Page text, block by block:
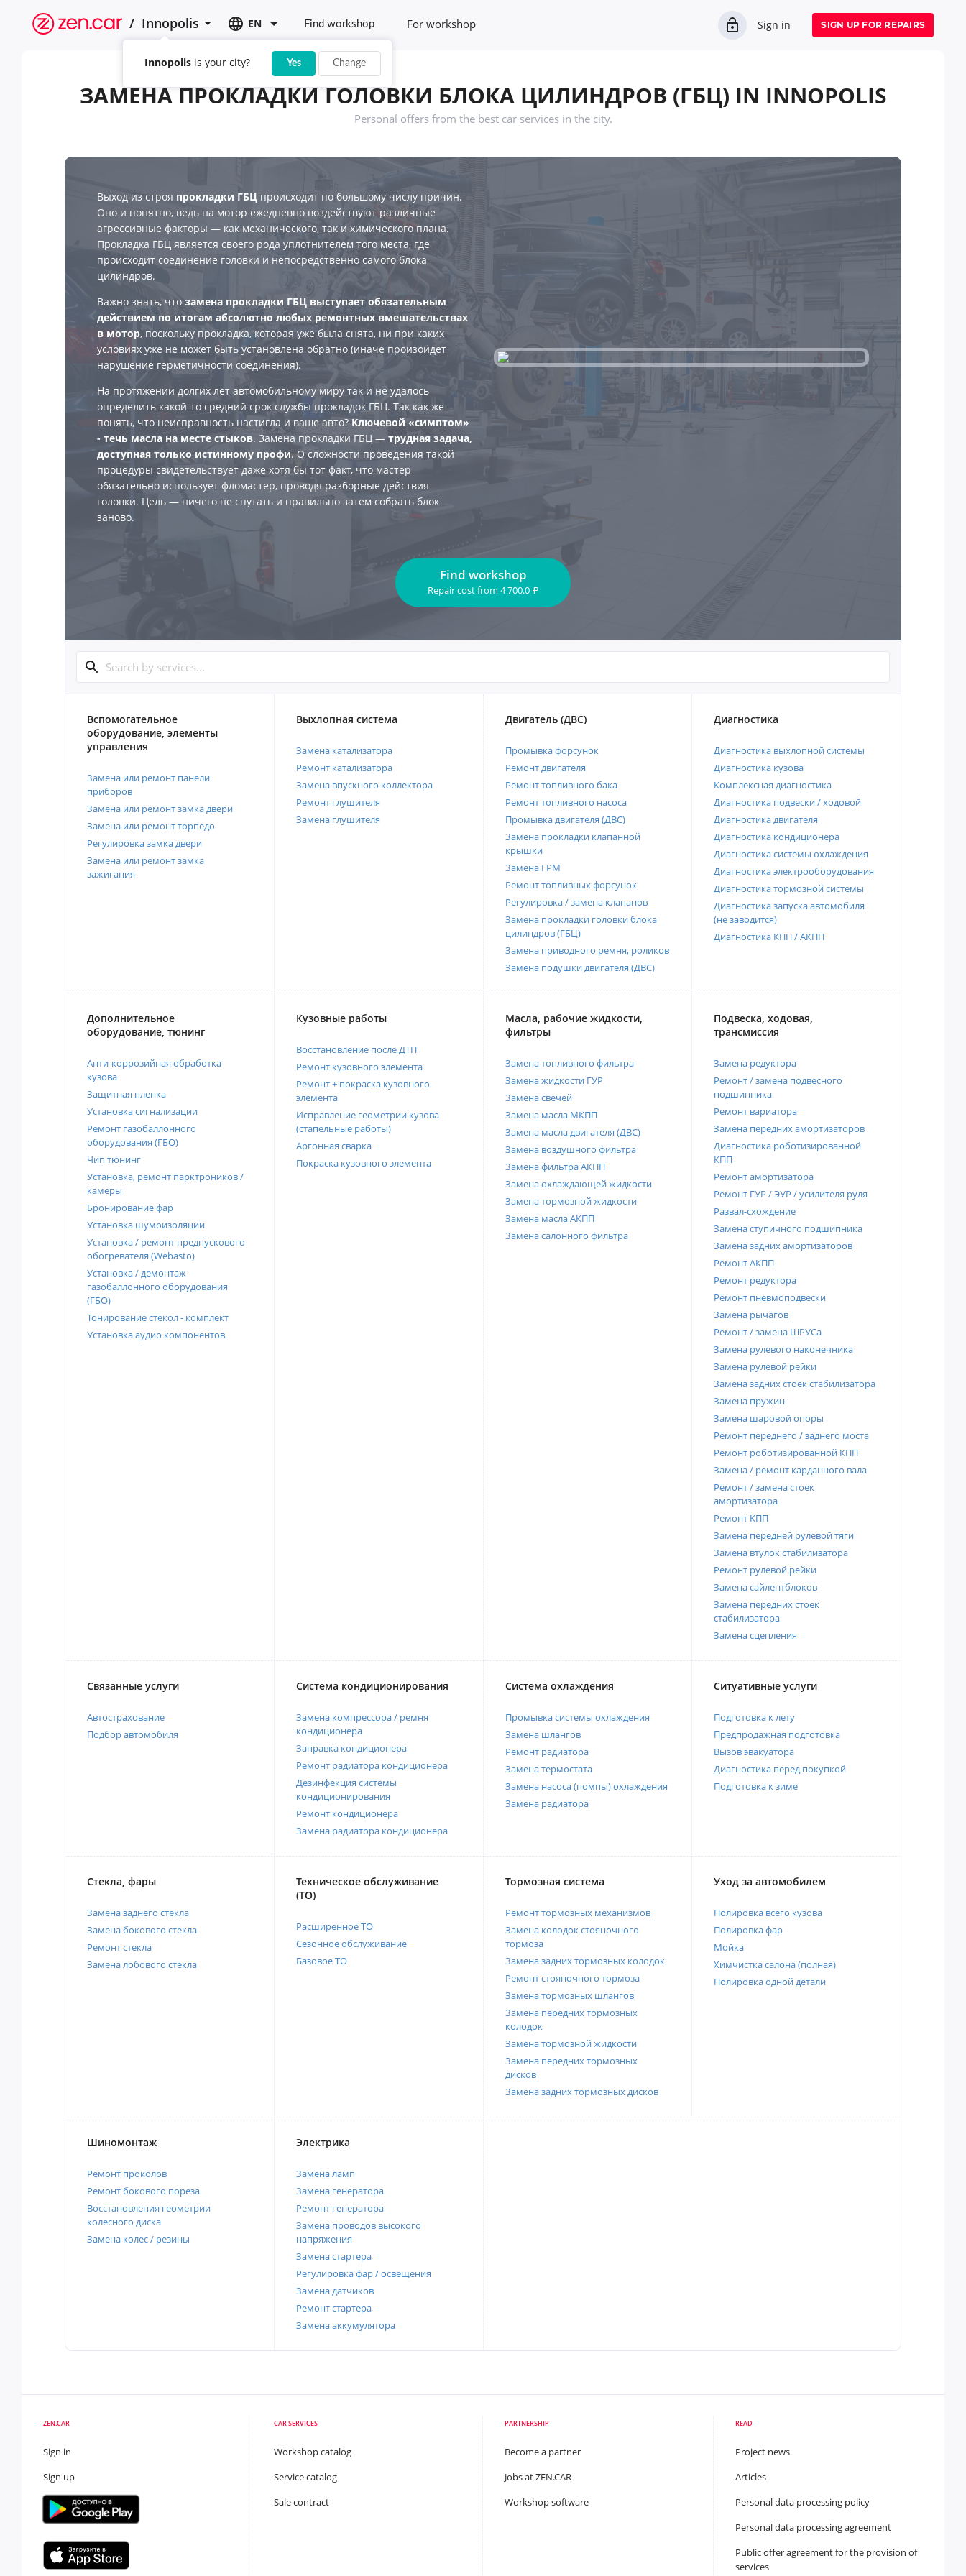
/ Innopolis
Innopolis is your city? Yes Change
EN Find workshop For workshop Sign in SIGN UP FOR REPAIRS
ЗАМЕНА ПРОКЛАДКИ ГОЛОВКИ БЛОКА ЦИЛИНДРОВ (ГБЦ) IN INNOPOLIS
Personal offers from the best car services in the city.
Выход из строя прокладки ГБЦ происходит по большому числу причин.
Оно и понятно, ведь на мотор ежедневно воздействуют различные
агрессивные факторы — как механического, так и химического плана.
Прокладка ГБЦ является своего рода уплотнителем того места, где
происходит соединение головки и непосредственно самого блока
цилиндров.
Важно знать, что замена прокладки ГБЦ выступает обязательным
действием по итогам абсолютно любых ремонтных вмешательствах
в мотор, поскольку прокладка, которая уже была снята, ни при каких
условиях уже не может быть установлена обратно (иначе произойдёт
нарушение герметичности соединения).
На протяжении долгих лет автомобильному миру так и не удалось
определить какой-то средний срок службы прокладок ГБЦ. Так как же
понять, что неисправность настигла и ваше авто? Ключевой «симптом»
- течь масла на месте стыков. Замена прокладки ГБЦ — трудная задача,
доступная только истинному профи. О сложности проведения такой
процедуры свидетельствует даже хотя бы тот факт, что мастер
обязательно использует фломастер, проводя разборные действия
головки. Цель — ничего не спутать и правильно затем собрать блок
заново.
Find workshop
Repair costfrom 4 700.0 ₽
Вспомогательное
оборудование, элементы
управления
Замена или ремонт панели
приборов
Замена или ремонт замка двери
Замена или ремонт торпедо
Регулировка замка двери
Замена или ремонт замка
зажигания
Выхлопная система
Замена катализатора
Ремонт катализатора
Замена впускного коллектора
Ремонт глушителя
Замена глушителя
Двигатель (ДВС)
Промывка форсунок
Ремонт двигателя
Ремонт топливного бака
Ремонт топливного насоса
Промывка двигателя (ДВС)
Замена прокладки клапанной
крышки
Замена ГРМ
Ремонт топливных форсунок
Регулировка / замена клапанов
Замена прокладки головки блока
цилиндров (ГБЦ)
Замена приводного ремня, роликов
Замена подушки двигателя (ДВС)
Диагностика
Диагностика выхлопной системы
Диагностика кузова
Комплексная диагностика
Диагностика подвески / ходовой
Диагностика двигателя
Диагностика кондиционера
Диагностика системы охлаждения
Диагностика электрооборудования
Диагностика тормозной системы
Диагностика запуска автомобиля
(не заводится)
Диагностика КПП / АКПП
Дополнительное
оборудование, тюнинг
Анти-коррозийная обработка
кузова
Защитная пленка
Установка сигнализации
Ремонт газобаллонного
оборудования (ГБО)
Чип тюнинг
Установка, ремонт парктроников /
камеры
Бронирование фар
Установка шумоизоляции
Установка / ремонт предпускового
обогревателя (Webasto)
Установка / демонтаж
газобаллонного оборудования
(ГБО)
Тонирование стекол - комплект
Установка аудио компонентов
Кузовные работы
Восстановление после ДТП
Ремонт кузовного элемента
Ремонт + покраска кузовного
элемента
Исправление геометрии кузова
(стапельные работы)
Аргонная сварка
Покраска кузовного элемента
Масла, рабочие жидкости,
фильтры
Замена топливного фильтра
Замена жидкости ГУР
Замена свечей
Замена масла МКПП
Замена масла двигателя (ДВС)
Замена воздушного фильтра
Замена фильтра АКПП
Замена охлаждающей жидкости
Замена тормозной жидкости
Замена масла АКПП
Замена салонного фильтра
Подвеска, ходовая,
трансмиссия
Замена редуктора
Ремонт / замена подвесного
подшипника
Ремонт вариатора
Замена передних амортизаторов
Диагностика роботизированной
КПП
Ремонт амортизатора
Ремонт ГУР / ЭУР / усилителя руля
Развал-схождение
Замена ступичного подшипника
Замена задних амортизаторов
Ремонт АКПП
Ремонт редуктора
Ремонт пневмоподвески
Замена рычагов
Ремонт / замена ШРУСа
Замена рулевого наконечника
Замена рулевой рейки
Замена задних стоек стабилизатора
Замена пружин
Замена шаровой опоры
Ремонт переднего / заднего моста
Ремонт роботизированной КПП
Замена / ремонт карданного вала
Ремонт / замена стоек
амортизатора
Ремонт КПП
Замена передней рулевой тяги
Замена втулок стабилизатора
Ремонт рулевой рейки
Замена сайлентблоков
Замена передних стоек
стабилизатора
Замена сцепления
Связанные услуги
Автострахование
Подбор автомобиля
Система кондиционирования
Замена компрессора / ремня
кондиционера
Заправка кондиционера
Ремонт радиатора кондиционера
Дезинфекция системы
кондиционирования
Ремонт кондиционера
Замена радиатора кондиционера
Система охлаждения
Промывка системы охлаждения
Замена шлангов
Ремонт радиатора
Замена термостата
Замена насоса (помпы) охлаждения
Замена радиатора
Ситуативные услуги
Подготовка к лету
Предпродажная подготовка
Вызов эвакуатора
Диагностика перед покупкой
Подготовка к зиме
Стекла, фары
Замена заднего стекла
Замена бокового стекла
Ремонт стекла
Замена лобового стекла
Техническое обслуживание
(ТО)
Расширенное ТО
Сезонное обслуживание
Базовое ТО
Тормозная система
Ремонт тормозных механизмов
Замена колодок стояночного
тормоза
Замена задних тормозных колодок
Ремонт стояночного тормоза
Замена тормозных шлангов
Замена передних тормозных
колодок
Замена тормозной жидкости
Замена передних тормозных
дисков
Замена задних тормозных дисков
Уход за автомобилем
Полировка всего кузова
Полировка фар
Мойка
Химчистка салона (полная)
Полировка одной детали
Шиномонтаж
Ремонт проколов
Ремонт бокового пореза
Восстановления геометрии
колесного диска
Замена колес / резины
Электрика
Замена ламп
Замена генератора
Ремонт генератора
Замена проводов высокого
напряжения
Замена стартера
Регулировка фар / освещения
Замена датчиков
Ремонт стартера
Замена аккумулятора
ZEN.CAR
Sign in
Sign up
CAR SERVICES
Workshop catalog
Service catalog
Sale contract
PARTNERSHIP
Become a partner
Jobs at ZEN.CAR
Workshop software
READ
Project news
Articles
Personal data processing policy
Personal data processing agreement
Public offer agreement for the provision of
services